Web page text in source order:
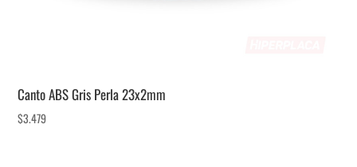
Canto ABS Gris Perla 23x2mm
$3.479